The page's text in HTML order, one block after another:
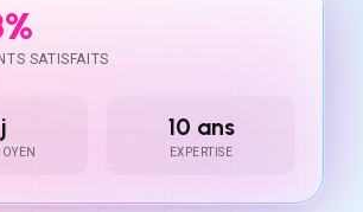
SATISFAITS
10 ans
EXPERTISE